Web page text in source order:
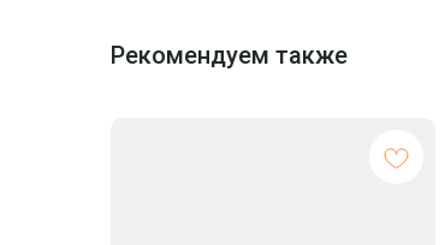
Рекомендуем также